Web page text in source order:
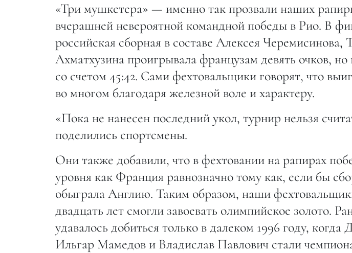
«Три мушкетера» — именно так прозвали наших
вчерашней невероятной командной победы в Рио. В
российская сборная в составе Алексея
Ахматхузина проигрывала французам девять очков, но
со счетом 45:42. Сами фехтовальщики говорят, что
во многом благодаря железной воле и характеру.
«Пока не нанесен последний укол, турнир нельзя
поделились спортсмены.
Они также добавили, что в фехтовании на рапирах
уровня как Франция равнозначно тому как, если бы
обыграла Англию. Таким образом, наши
двадцать лет смогли завоевать олимпийское золото.
удавалось добиться только в далеком 1996 году,
Ильгар Мамедов и Владислав Павлович стали